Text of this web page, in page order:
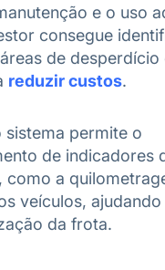
e o uso
consegue
de desperdício
reduzir custos.
sistema permite o
de indicadores
como a
veículos, ajudando
da frota.